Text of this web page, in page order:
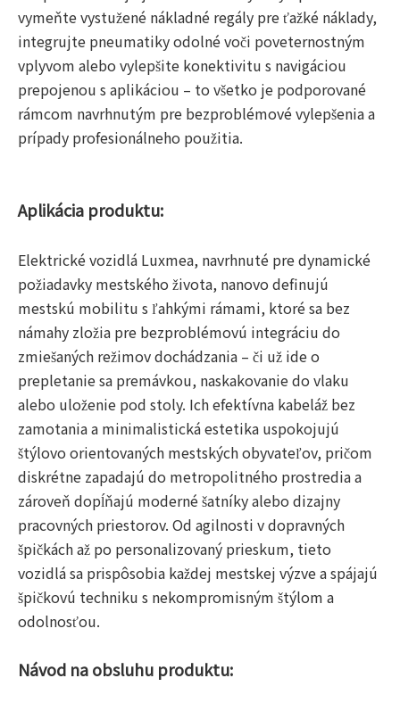
vymeňte vystužené nákladné regály pre ťažké náklady,
integrujte pneumatiky odolné voči poveternostným
vplyvom alebo vylepšite konektivitu s navigáciou
prepojenou s aplikáciou – to všetko je podporované
rámcom navrhnutým pre bezproblémové vylepšenia a
prípady profesionálneho použitia.
Aplikácia produktu:
Elektrické vozidlá Luxmea, navrhnuté pre dynamické
požiadavky mestského života, nanovo definujú
mestskú mobilitu s ľahkými rámami, ktoré sa bez
námahy zložia pre bezproblémovú integráciu do
zmiešaných režimov dochádzania – či už ide o
prepletanie sa premávkou, naskakovanie do vlaku
alebo uloženie pod stoly. Ich efektívna kabeláž bez
zamotania a minimalistická estetika uspokojujú
štýlovo orientovaných mestských obyvateľov, pričom
diskrétne zapadajú do metropolitného prostredia a
zároveň dopĺňajú moderné šatníky alebo dizajny
pracovných priestorov. Od agilnosti v dopravných
špičkách až po personalizovaný prieskum, tieto
vozidlá sa prispôsobia každej mestskej výzve a spájajú
špičkovú techniku ​​s nekompromisným štýlom a
odolnosťou.
Návod na obsluhu produktu: